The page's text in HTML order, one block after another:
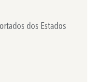
dos Estados